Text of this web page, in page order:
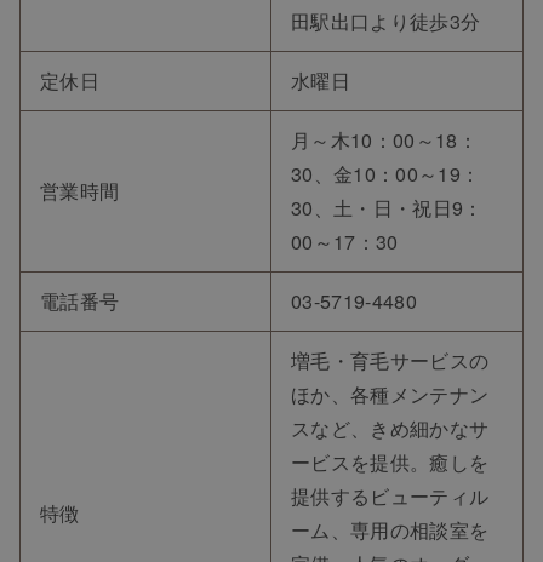
田駅出口より徒歩3分
定休日 水曜日
営業時間
月～木10：00～18：
30、金10：00～19：
30、土・日・祝日9：
00～17：30
電話番号 03-5719-4480
特徴
増毛・育毛サービスの
ほか、各種メンテナン
スなど、きめ細かなサ
ービスを提供。癒しを
提供するビューティル
ーム、専用の相談室を